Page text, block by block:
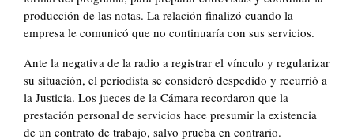
producción de las notas. La relación finalizó cuando la
empresa le comunicó que no continuaría con sus servicios.
Ante la negativa de la radio a registrar el vínculo y regularizar
su situación, el periodista se consideró despedido y recurrió a
la Justicia. Los jueces de la Cámara recordaron que la
prestación personal de servicios hace presumir la existencia
de un contrato de trabajo, salvo prueba en contrario.